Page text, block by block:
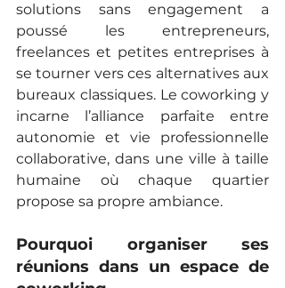
solutions sans engagement a
poussé les entrepreneurs,
freelances et petites entreprises à
se tourner vers ces alternatives aux
bureaux classiques. Le coworking y
incarne l’alliance parfaite entre
autonomie et vie professionnelle
collaborative, dans une ville à taille
humaine où chaque quartier
propose sa propre ambiance.
Pourquoi organiser ses
réunions dans un espace de